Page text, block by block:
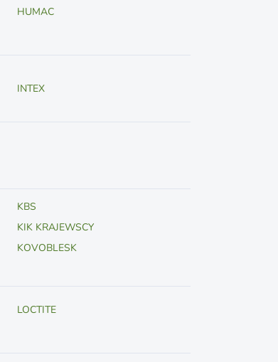
HUMAC
INTEX
KBS
KIK KRAJEWSCY
KOVOBLESK
LOCTITE